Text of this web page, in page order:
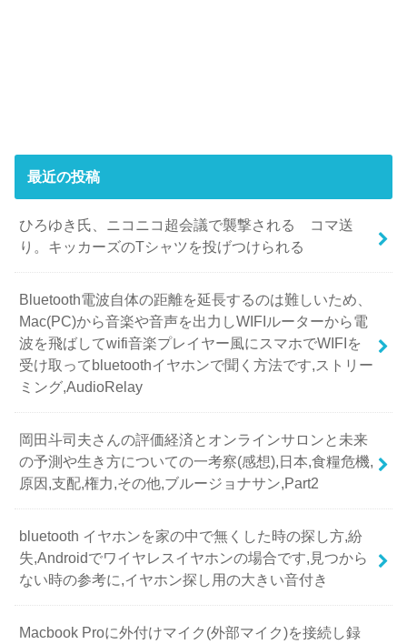
最近の投稿
ひろゆき氏、ニコニコ超会議で襲撃される コマ送
り。キッカーズのTシャツを投げつけられる
Bluetooth電波自体の距離を延長するのは難しいため、
Mac(PC)から音楽や音声を出力しWIFIルーターから電
波を飛ばしてwifi音楽プレイヤー風にスマホでWIFIを
受け取ってbluetoothイヤホンで聞く方法です,ストリー
ミング,AudioRelay
岡田斗司夫さんの評価経済とオンラインサロンと未来
の予測や生き方についての一考察(感想),日本,食糧危機,
原因,支配,権力,その他,ブルージョナサン,Part2
bluetooth イヤホンを家の中で無くした時の探し方,紛
失,Androidでワイヤレスイヤホンの場合です,見つから
ない時の参考に,イヤホン探し用の大きい音付き
Macbook Proに外付けマイク(外部マイク)を接続し録